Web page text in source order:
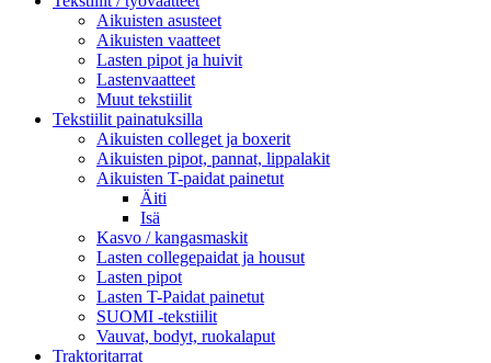
Aikuisten asusteet
Aikuisten vaatteet
Lasten pipot ja huivit
Lastenvaatteet
Muut tekstiilit
Tekstiilit painatuksilla
Aikuisten colleget ja boxerit
Aikuisten pipot, pannat, lippalakit
Aikuisten T-paidat painetut
Äiti
Isä
Kasvo / kangasmaskit
Lasten collegepaidat ja housut
Lasten pipot
Lasten T-Paidat painetut
SUOMI -tekstiilit
Vauvat, bodyt, ruokalaput
Traktoritarrat